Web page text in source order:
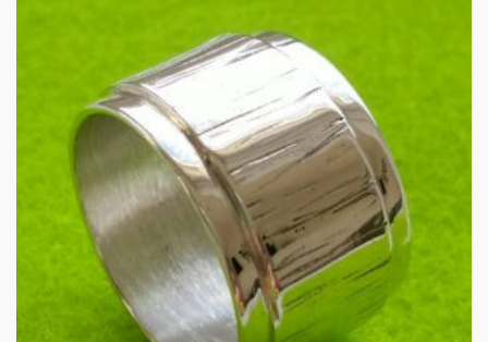
Herenring in zilver
€135.00
IN WINKELMAND